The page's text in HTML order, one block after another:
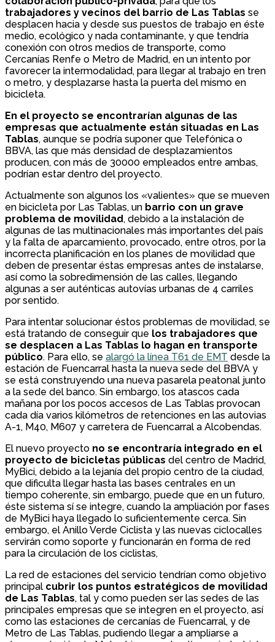
trabajadores y vecinos del barrio de Las Tablas se
desplacen hacia y desde sus puestos de trabajo en éste
medio, ecológico y nada contaminante, y que tendría
conexión con otros medios de transporte, como
Cercanías Renfe o Metro de Madrid, en un intento por
favorecer la intermodalidad, para llegar al trabajo en tren
o metro, y desplazarse hasta la puerta del mismo en
bicicleta.
En el proyecto se encontrarían algunas de las
empresas que actualmente están situadas en Las
Tablas, aunque se podría suponer que Telefónica o
BBVA, las que más densidad de desplazamientos
producen, con más de 30000 empleados entre ambas,
podrían estar dentro del proyecto.
Actualmente son algunos los «valientes» que se mueven
en bicicleta por Las Tablas, un barrio con un grave
problema de movilidad, debido a la instalación de
algunas de las multinacionales más importantes del país
y la falta de aparcamiento, provocado, entre otros, por la
incorrecta planificación en los planes de movilidad que
deben de presentar éstas empresas antes de instalarse,
así como la sobredimensión de las calles, llegando
algunas a ser auténticas autovías urbanas de 4 carriles
por sentido.
Para intentar solucionar éstos problemas de movilidad, se
está tratando de conseguir que los trabajadores que
se desplacen a Las Tablas lo hagan en transporte
público. Para ello, se alargó la línea T61 de EMT desde la
estación de Fuencarral hasta la nueva sede del BBVA y
se está construyendo una nueva pasarela peatonal junto
a la sede del banco. Sin embargo, los atascos cada
mañana por los pocos accesos de Las Tablas provocan
cada día varios kilómetros de retenciones en las autovias
A-1, M40, M607 y carretera de Fuencarral a Alcobendas.
El nuevo proyecto no se encontraría integrado en el
proyecto de bicicletas públicas del centro de Madrid,
MyBici, debido a la lejanía del propio centro de la ciudad,
que dificulta llegar hasta las bases centrales en un
tiempo coherente, sin embargo, puede que en un futuro,
éste sistema sí se integre, cuando la ampliación por fases
de MyBici haya llegado lo suficientemente cerca. Sin
embargo, el Anillo Verde Ciclista y las nuevas ciclocalles
servirán como soporte y funcionarán en forma de red
para la circulación de los ciclistas,
La red de estaciones del servicio tendrían como objetivo
principal cubrir los puntos estratégicos de movilidad
de Las Tablas, tal y como pueden ser las sedes de las
principales empresas que se integren en el proyecto, así
como las estaciones de cercanías de Fuencarral, y de
Metro de Las Tablas, pudiendo llegar a ampliarse a